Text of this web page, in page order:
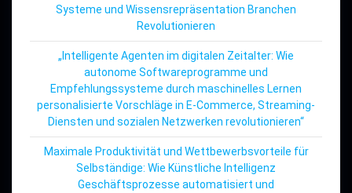
Systeme und Wissensrepräsentation Branchen
Revolutionieren
„Intelligente Agenten im digitalen Zeitalter: Wie
autonome Softwareprogramme und
Empfehlungssysteme durch maschinelles Lernen
personalisierte Vorschläge in E-Commerce, Streaming-
Diensten und sozialen Netzwerken revolutionieren“
Maximale Produktivität und Wettbewerbsvorteile für
Selbständige: Wie Künstliche Intelligenz
Geschäftsprozesse automatisiert und